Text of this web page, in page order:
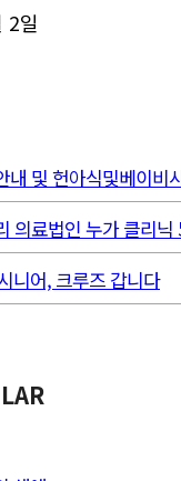
2일
내 및 헌아식및베이비
의료법인 누가 클리닉
니어, 크루즈 갑니다